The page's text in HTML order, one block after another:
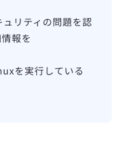
リティの問題を認
報を
を実行している